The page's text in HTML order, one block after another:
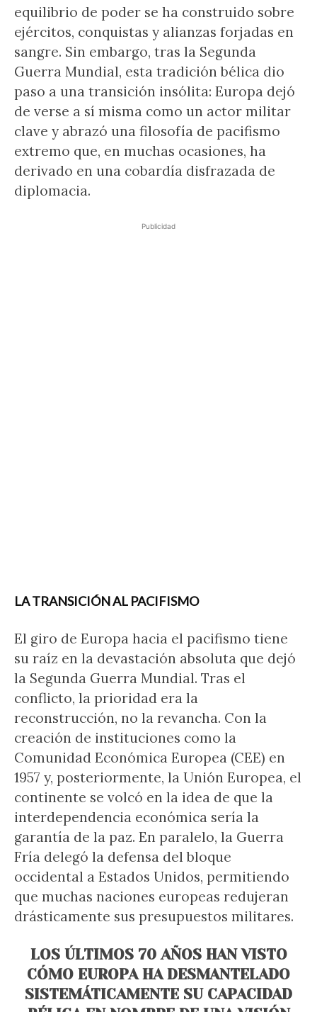
equilibrio de poder se ha construido sobre
ejércitos, conquistas y alianzas forjadas en
sangre. Sin embargo, tras la Segunda
Guerra Mundial, esta tradición bélica dio
paso a una transición insólita: Europa dejó
de verse a sí misma como un actor militar
clave y abrazó una filosofía de pacifismo
extremo que, en muchas ocasiones, ha
derivado en una cobardía disfrazada de
diplomacia.
Publicidad
LA TRANSICIÓN AL PACIFISMO
El giro de Europa hacia el pacifismo tiene
su raíz en la devastación absoluta que dejó
la Segunda Guerra Mundial. Tras el
conflicto, la prioridad era la
reconstrucción, no la revancha. Con la
creación de instituciones como la
Comunidad Económica Europea (CEE) en
1957 y, posteriormente, la Unión Europea, el
continente se volcó en la idea de que la
interdependencia económica sería la
garantía de la paz. En paralelo, la Guerra
Fría delegó la defensa del bloque
occidental a Estados Unidos, permitiendo
que muchas naciones europeas redujeran
drásticamente sus presupuestos militares.
LOS ÚLTIMOS 70 AÑOS HAN VISTO
CÓMO EUROPA HA DESMANTELADO
SISTEMÁTICAMENTE SU CAPACIDAD